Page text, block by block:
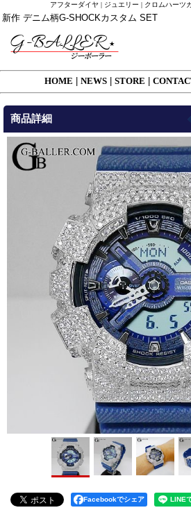
アフターダイヤ | ジュエリー | クロムハーツ
新作 デニム柄G-SHOCKカスタム SET
HOME NEWS STORE
商品詳細
Facebookでシェア